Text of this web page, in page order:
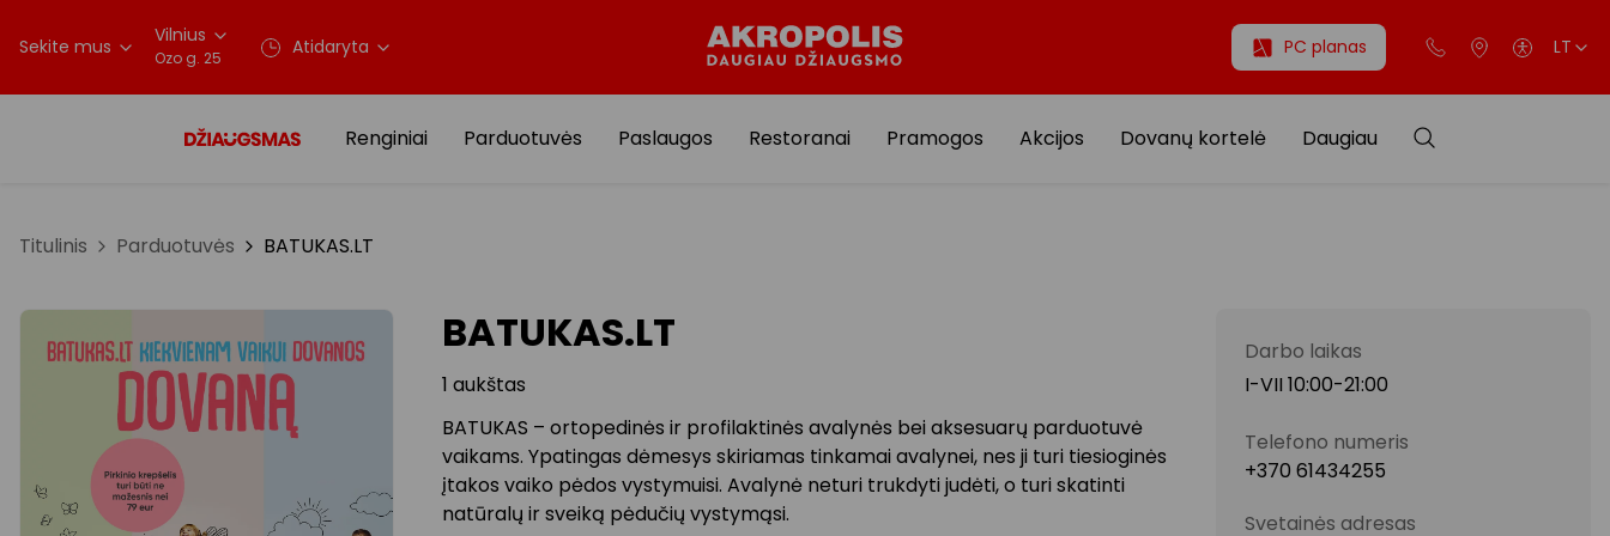
Sekite mus Vilnius
Ozo g. 25 Atidaryta PC planas LT
Renginiai Parduotuvės Paslaugos Restoranai Pramogos Akcijos Dovanų kortelė Daugiau
Titulinis Parduotuvės BATUKAS.LT
BATUKAS.LT
1 aukštas
BATUKAS – ortopedinės ir profilaktinės avalynės bei aksesuarų parduotuvė
vaikams. Ypatingas dėmesys skiriamas tinkamai avalynei, nes ji turi tiesioginės
įtakos vaiko pėdos vystymuisi. Avalynė neturi trukdyti judėti, o turi skatinti
natūralų ir sveiką pėdučių vystymąsi.
Darbo laikas
I-VII 10:00-21:00
Telefono numeris
+370 61434255
Svetainės adresas